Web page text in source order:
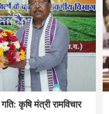
कृषि मंत्री रामविचार